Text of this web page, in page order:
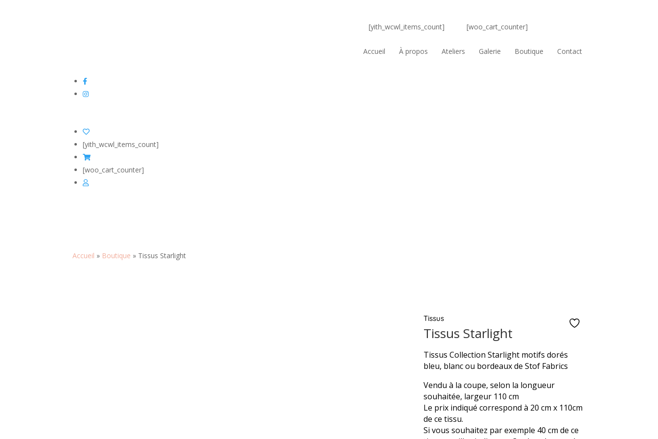
[yith_wcwl_items_count] [woo_cart_counter]
Accueil À propos Ateliers Galerie Boutique Contact
[yith_wcwl_items_count]
[woo_cart_counter]
Accueil » Boutique » Tissus Starlight
Tissus
Tissus Starlight
Tissus Collection Starlight motifs dorés
bleu, blanc ou bordeaux de Stof Fabrics
Vendu à la coupe, selon la longueur
souhaitée, largeur 110 cm
Le prix indiqué correspond à 20 cm x 110cm
de ce tissu.
Si vous souhaitez par exemple 40 cm de ce